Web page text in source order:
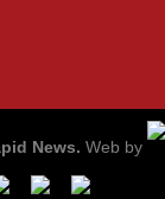
News. Web by